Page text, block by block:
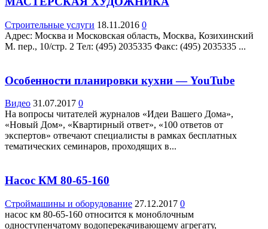
Строительные услуги 18.11.2016 0
Адрес: Москва и Московская область, Москва, Козихинский
М. пер., 10/стр. 2 Teл: (495) 2035335 Факс: (495) 2035335 ...
Особенности планировки кухни — YouTube
Видео 31.07.2017 0
На вопросы читателей журналов «Идеи Вашего Дома»,
«Новый Дом», «Квартирный ответ», «100 ответов от
экспертов» отвечают специалисты в рамках бесплатных
тематических семинаров, проходящих в...
Насос КМ 80-65-160
Строймашины и оборудование 27.12.2017 0
насос км 80-65-160 относится к моноблочным
одноступенчатому водоперекачивающему агрегату,